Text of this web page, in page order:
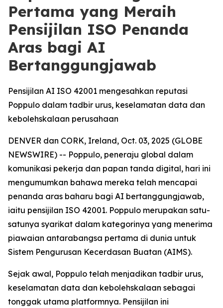
Pertama yang Meraih
Pensijilan ISO Penanda
Aras bagi AI
Bertanggungjawab
Pensijilan AI ISO 42001 mengesahkan reputasi
Poppulo dalam tadbir urus, keselamatan data dan
kebolehskalaan perusahaan
DENVER dan CORK, Ireland, Oct. 03, 2025 (GLOBE
NEWSWIRE) -- Poppulo, peneraju global dalam
komunikasi pekerja dan papan tanda digital, hari ini
mengumumkan bahawa mereka telah mencapai
penanda aras baharu bagi AI bertanggungjawab,
iaitu pensijilan ISO 42001. Poppulo merupakan satu-
satunya syarikat dalam kategorinya yang menerima
piawaian antarabangsa pertama di dunia untuk
Sistem Pengurusan Kecerdasan Buatan (AIMS).
Sejak awal, Poppulo telah menjadikan tadbir urus,
keselamatan data dan kebolehskalaan sebagai
tonggak utama platformnya. Pensijilan ini